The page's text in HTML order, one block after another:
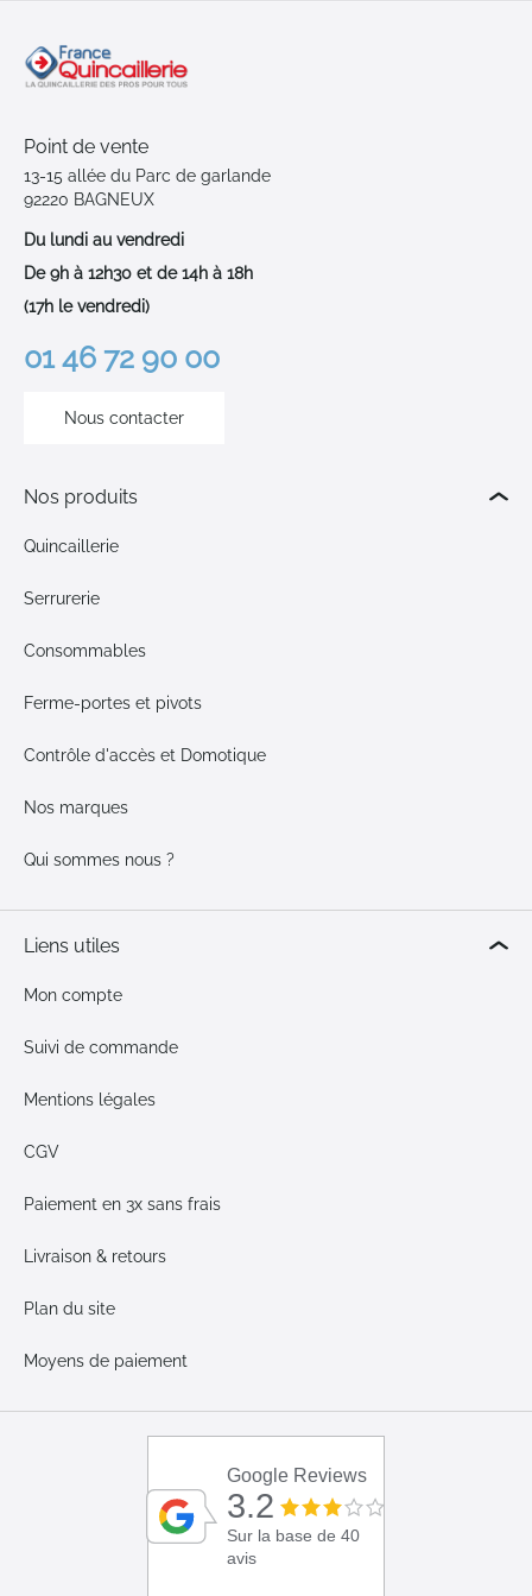
Point de vente
13-15 allée du Parc de garlande
92220 BAGNEUX
Du lundi au vendredi
De 9h à 12h30 et de 14h à 18h
(17h le vendredi)
01 46 72 90 00
Nous contacter
Nos produits
Quincaillerie
Serrurerie
Consommables
Ferme-portes et pivots
Contrôle d'accès et Domotique
Nos marques
Qui sommes nous ?
Liens utiles
Mon compte
Suivi de commande
Mentions légales
CGV
Paiement en 3x sans frais
Livraison & retours
Plan du site
Moyens de paiement
Google Reviews
3.2
Sur la base de 40
avis